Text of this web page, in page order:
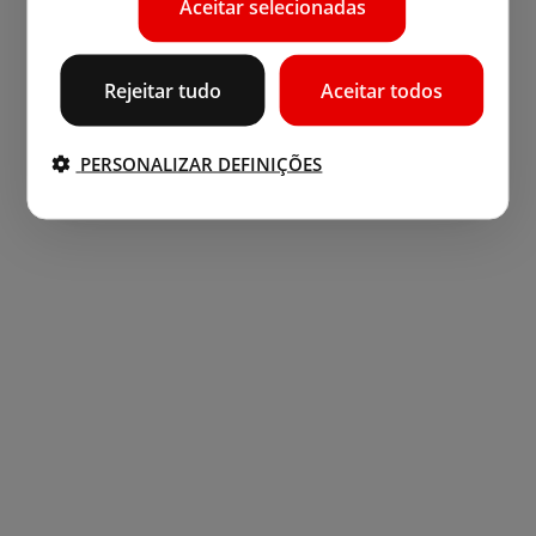
Aceitar selecionadas
Aceitar todos
Rejeitar tudo
PERSONALIZAR DEFINIÇÕES